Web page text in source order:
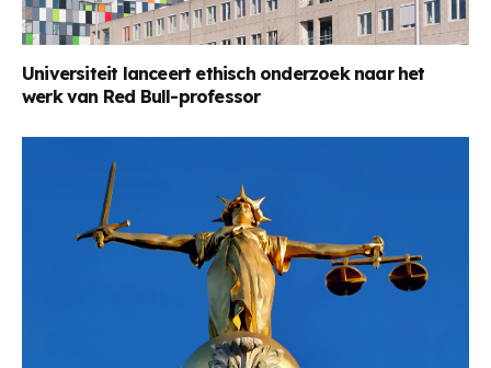
Universiteit lanceert ethisch onderzoek naar het
werk van Red Bull-professor